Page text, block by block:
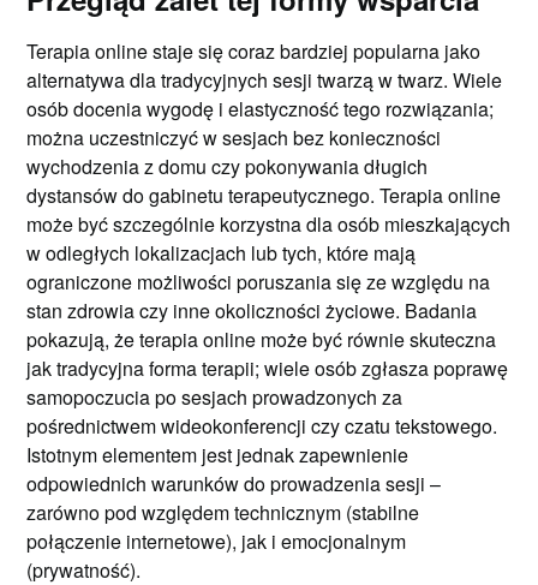
Terapia online staje się coraz bardziej popularna jako
alternatywa dla tradycyjnych sesji twarzą w twarz. Wiele
osób docenia wygodę i elastyczność tego rozwiązania;
można uczestniczyć w sesjach bez konieczności
wychodzenia z domu czy pokonywania długich
dystansów do gabinetu terapeutycznego. Terapia online
może być szczególnie korzystna dla osób mieszkających
w odległych lokalizacjach lub tych, które mają
ograniczone możliwości poruszania się ze względu na
stan zdrowia czy inne okoliczności życiowe. Badania
pokazują, że terapia online może być równie skuteczna
jak tradycyjna forma terapii; wiele osób zgłasza poprawę
samopoczucia po sesjach prowadzonych za
pośrednictwem wideokonferencji czy czatu tekstowego.
Istotnym elementem jest jednak zapewnienie
odpowiednich warunków do prowadzenia sesji –
zarówno pod względem technicznym (stabilne
połączenie internetowe), jak i emocjonalnym
(prywatność).